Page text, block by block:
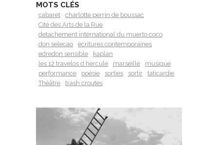
MOTS CLÉS
cabaret
charlotte perrin de boussac
Cité des Arts de la Rue
detachement international du muerto coco
don selecao
écritures contemporaines
edredon sensible
kaplan
les 12 travelos d hercule
marseille
musique
performance
poésie sorties sortir
taticardie
Théâtre
trash croutes